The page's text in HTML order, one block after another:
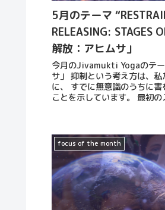
5月のテーマ
RELEASING: STAGES
解放：アヒムサ」
今月のJivamukti Yogaのテ
サ」 抑制という考え方は、
に、 すでに無意識のうちに
ことを示しています。 最初
者に与える影響をはっきり
focus of the month